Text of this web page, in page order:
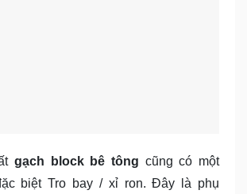
gạch block bê tông cũng có một
biệt Tro bay / xỉ ron. Đây là phụ